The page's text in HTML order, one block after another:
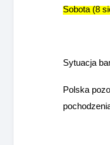
Sobota (8
Sytuacja
Polska